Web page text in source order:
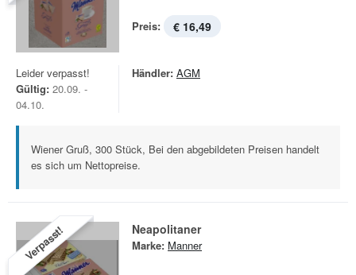
Preis: € 16,49
Leider verpasst!
Gültig: 20.09. -
04.10.
Händler: AGM
Wiener Gruß, 300 Stück, Bei den abgebildeten Preisen handelt
es sich um Nettopreise.
Verpasst! Neapolitaner
Marke: Manner